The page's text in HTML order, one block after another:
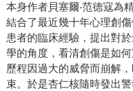
本身作者貝塞爾‧范德寇為
結合了最近幾十年心理創
患者的臨床經驗，提出對
學的角度，看清創傷是如
歷程因過大的威脅而崩解
束。於是杏仁核隨時發出